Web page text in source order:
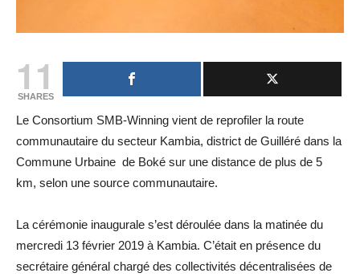
11
SHARES
Le Consortium SMB-Winning vient de reprofiler la route
communautaire du secteur Kambia, district de Guilléré dans la
Commune Urbaine de Boké sur une distance de plus de 5
km, selon une source communautaire.
La cérémonie inaugurale s’est déroulée dans la matinée du
mercredi 13 février 2019 à Kambia. C’était en présence du
secrétaire général chargé des collectivités décentralisées de